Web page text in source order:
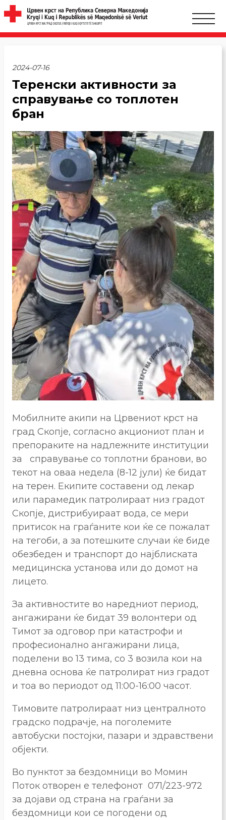
2024-07-16
Теренски активности за
справување со топлотен
бран
Мобилните акипи на Црвениот крст на
град Скопје, согласно акциониот план и
препораките на надлежните институции
за справување со топлотни бранови, во
текот на оваа недела (8-12 јули) ќе бидат
на терен. Екипите составени од лекар
или парамедик патролираат низ градот
Скопје, дистрибуираат вода, се мери
притисок на граѓаните кои ќе се пожалат
на тегоби, а за потешките случаи ќе биде
обезбеден и транспорт до најблиската
медицинска установа или до домот на
лицето.
За активностите во наредниот период,
ангажирани ќе бидат 39 волонтери од
Тимот за одговор при катастрофи и
професионално ангажирани лица,
поделени во 13 тима, со 3 возила кои на
дневна основа ќе патролират низ градот
и тоа во периодот од 11:00-16:00 часот.
Тимовите патролираат низ централното
градско подрачје, на поголемите
автобуски постојки, пазари и здравствени
објекти.
Во пунктот за бездомници во Момин
Поток отворен е телефонот 071/223-972
за дојави од страна на граѓани за
бездомници кои се погодени од